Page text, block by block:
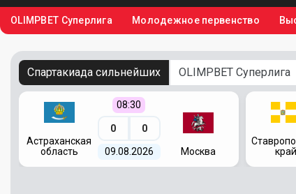
OLIMPBET Суперлига Молодежное первенство
Спартакиада сильнейших OLIMPBET Суперлига
Астраханская
область
08:30
0 0
09.08.2026 Москва
край